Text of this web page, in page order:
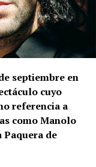
y topografía.
aprovecharon
La Mota.
y, en una
que
contrafuerte y
de antemuro o
se fueron
por
liza,
sobre el
septiembre en
cuyo
referencia a
como Manolo
Paquera de